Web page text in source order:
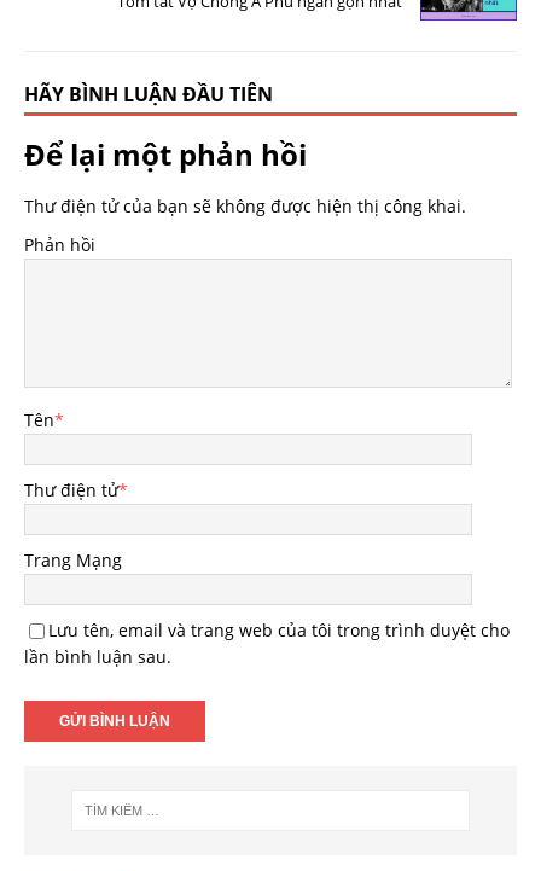
HÃY BÌNH LUẬN ĐẦU TIÊN
Để lại một phản hồi
Thư điện tử của bạn sẽ không được hiện thị công khai.
Phản hồi
Tên*
Thư điện tử*
Trang Mạng
Lưu tên, email và trang web của tôi trong trình duyệt cho
lần bình luận sau.